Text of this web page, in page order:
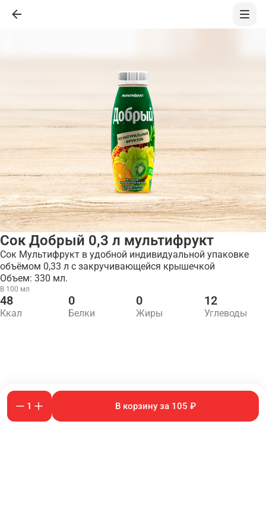
Сок Добрый 0,3 л мультифрукт
Сок Мультифрукт в удобной индивидуальной упаковке
объёмом 0,33 л с закручивающейся крышечкой
Объем: 330 мл.
В 100 мл
48
Ккал
0
Белки
0
Жиры
12
Углеводы
1 В корзину за 105 ₽